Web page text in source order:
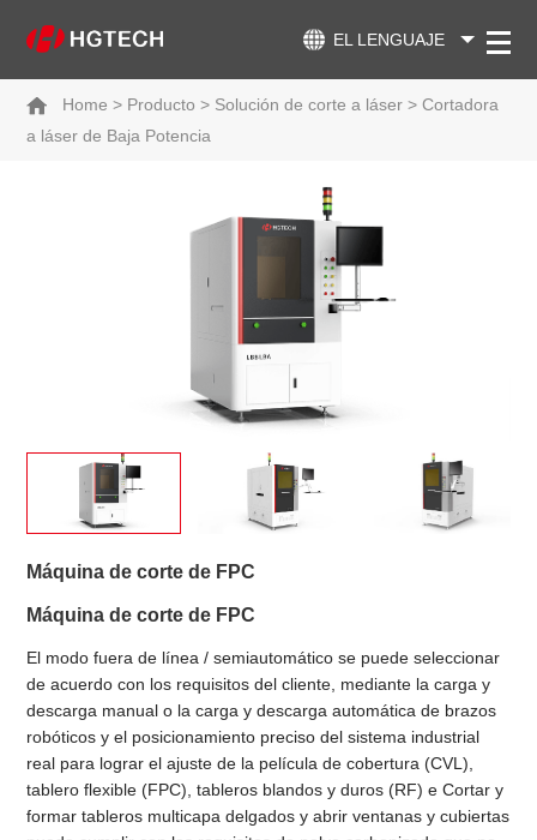
EL LENGUAJE
Home > Producto > Solución de corte a láser >Cortadora
a láser de Baja Potencia
Máquina de corte de FPC
Máquina de corte de FPC
El modo fuera de línea / semiautomático se puede seleccionar
de acuerdo con los requisitos del cliente, mediante la carga y
descarga manual o la carga y descarga automática de brazos
robóticos y el posicionamiento preciso del sistema industrial
real para lograr el ajuste de la película de cobertura (CVL),
tablero flexible (FPC), tableros blandos y duros (RF) e Cortar y
formar tableros multicapa delgados y abrir ventanas y cubiertas